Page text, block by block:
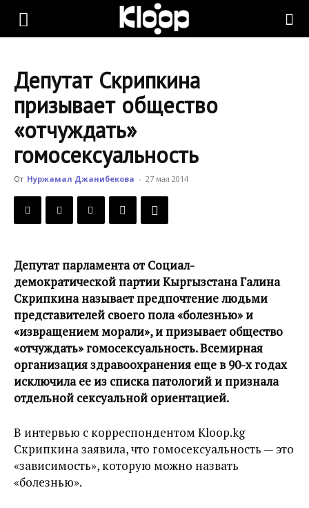
KLOOP.KG
Новости
Кыргызстана
Депутат Скрипкина
призывает общество
«отчуждать»
гомосексуальность
От Нуржамал Джанибекова - 27 мая 2014
Депутат парламента от Социал-
демократической партии Кыргызстана Галина
Скрипкина называет предпочтение людьми
представителей своего пола «болезнью» и
«извращением морали», и призывает общество
«отчуждать» гомосексуальность. Всемирная
организация здравоохранения еще в 90-х годах
исключила ее из списка патологий и признала
отдельной сексуальной ориентацией.
В интервью с корреспондентом Kloop.kg
Скрипкина заявила, что гомосексуальность — это
«зависимость», которую можно назвать
«болезнью».